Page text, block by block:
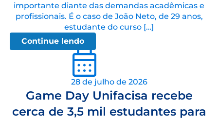
importante diante das demandas acadêmicas e
profissionais. É o caso de João Neto, de 29 anos,
estudante do curso […]
Continue lendo
28 de julho de 2026
Game Day Unifacisa recebe
cerca de 3,5 mil estudantes para